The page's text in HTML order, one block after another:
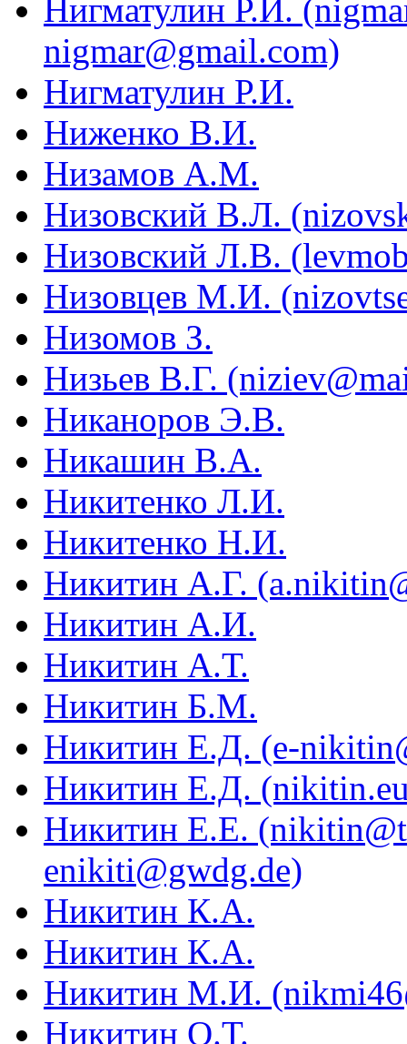
Нигматулин Р.И.
nigmar@gmail.com)
Нигматулин Р.И.
Ниженко В.И.
Низамов А.М.
Низовский В.Л.
Низовский Л.В.
Низовцев М.И.
Низомов З.
Низьев В.Г.
Никаноров Э.В.
Никашин В.А.
Никитенко Л.И.
Никитенко Н.И.
Никитин А.Г.
Никитин А.И.
Никитин А.Т.
Никитин Б.М.
Никитин Е.Д. (e-
Никитин Е.Д.
Никитин Е.Е.
enikiti@gwdg.de)
Никитин К.А.
Никитин К.А.
Никитин М.И.
Никитин О.Т.